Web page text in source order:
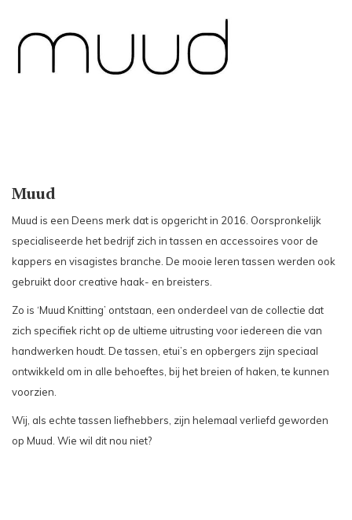
Muud
Muud is een Deens merk dat is opgericht in 2016. Oorspronkelijk
specialiseerde het bedrijf zich in tassen en accessoires voor de
kappers en visagistes branche. De mooie leren tassen werden ook
gebruikt door creative haak- en breisters.
Zo is ‘Muud Knitting’ ontstaan, een onderdeel van de collectie dat
zich specifiek richt op de ultieme uitrusting voor iedereen die van
handwerken houdt. De tassen, etui’s en opbergers zijn speciaal
ontwikkeld om in alle behoeftes, bij het breien of haken, te kunnen
voorzien.
Wij, als echte tassen liefhebbers, zijn helemaal verliefd geworden
op Muud. Wie wil dit nou niet?